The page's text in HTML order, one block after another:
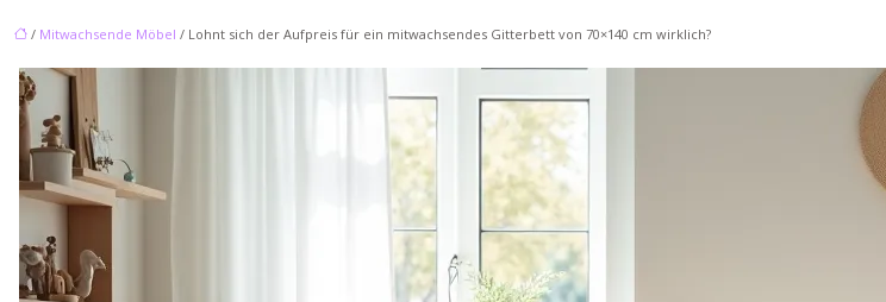
/ Mitwachsende Möbel / Lohnt sich der Aufpreis für ein mitwachsendes Gitterbett von 70×140 cm wirklich?